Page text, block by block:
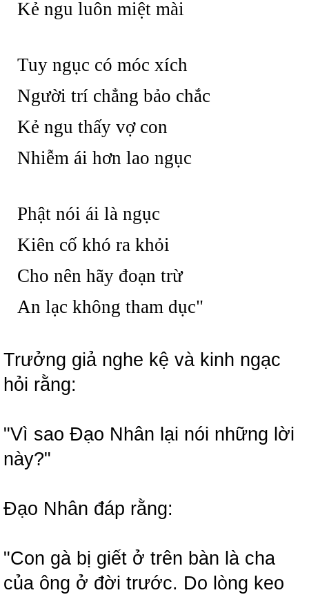
Kẻ ngu luôn miệt mài
Tuy ngục có móc xích
Người trí chẳng bảo chắc
Kẻ ngu thấy vợ con
Nhiễm ái hơn lao ngục
Phật nói ái là ngục
Kiên cố khó ra khỏi
Cho nên hãy đoạn trừ
An lạc không tham dục"
Trưởng giả nghe kệ và kinh ngạc
hỏi rằng:
"Vì sao Đạo Nhân lại nói những lời
này?"
Đạo Nhân đáp rằng:
"Con gà bị giết ở trên bàn là cha
của ông ở đời trước. Do lòng keo